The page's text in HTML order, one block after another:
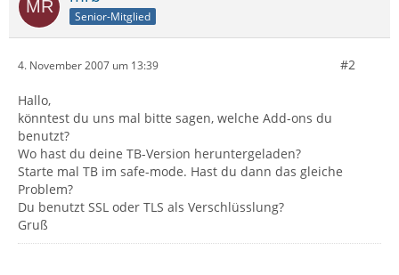
Senior-Mitglied
4. November 2007 um 13:39 #2
Hallo,
könntest du uns mal bitte sagen, welche Add-ons du
benutzt?
Wo hast du deine TB-Version heruntergeladen?
Starte mal TB im safe-mode. Hast du dann das gleiche
Problem?
Du benutzt SSL oder TLS als Verschlüsslung?
Gruß